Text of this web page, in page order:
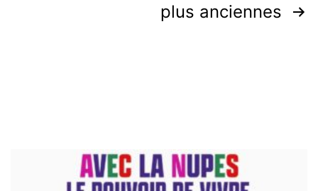
plus anciennes